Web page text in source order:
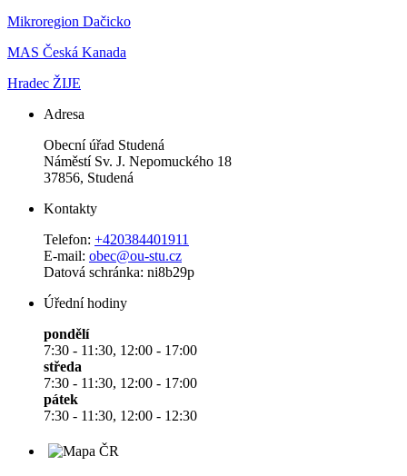
Mikroregion Dačicko
MAS Česká Kanada
Hradec ŽIJE
Adresa
Obecní úřad Studená
Náměstí Sv. J. Nepomuckého 18
37856, Studená
Kontakty
Telefon: +420384401911
E-mail: obec@ou-stu.cz
Datová schránka: ni8b29p
Úřední hodiny
pondělí
7:30 - 11:30, 12:00 - 17:00
středa
7:30 - 11:30, 12:00 - 17:00
pátek
7:30 - 11:30, 12:00 - 12:30